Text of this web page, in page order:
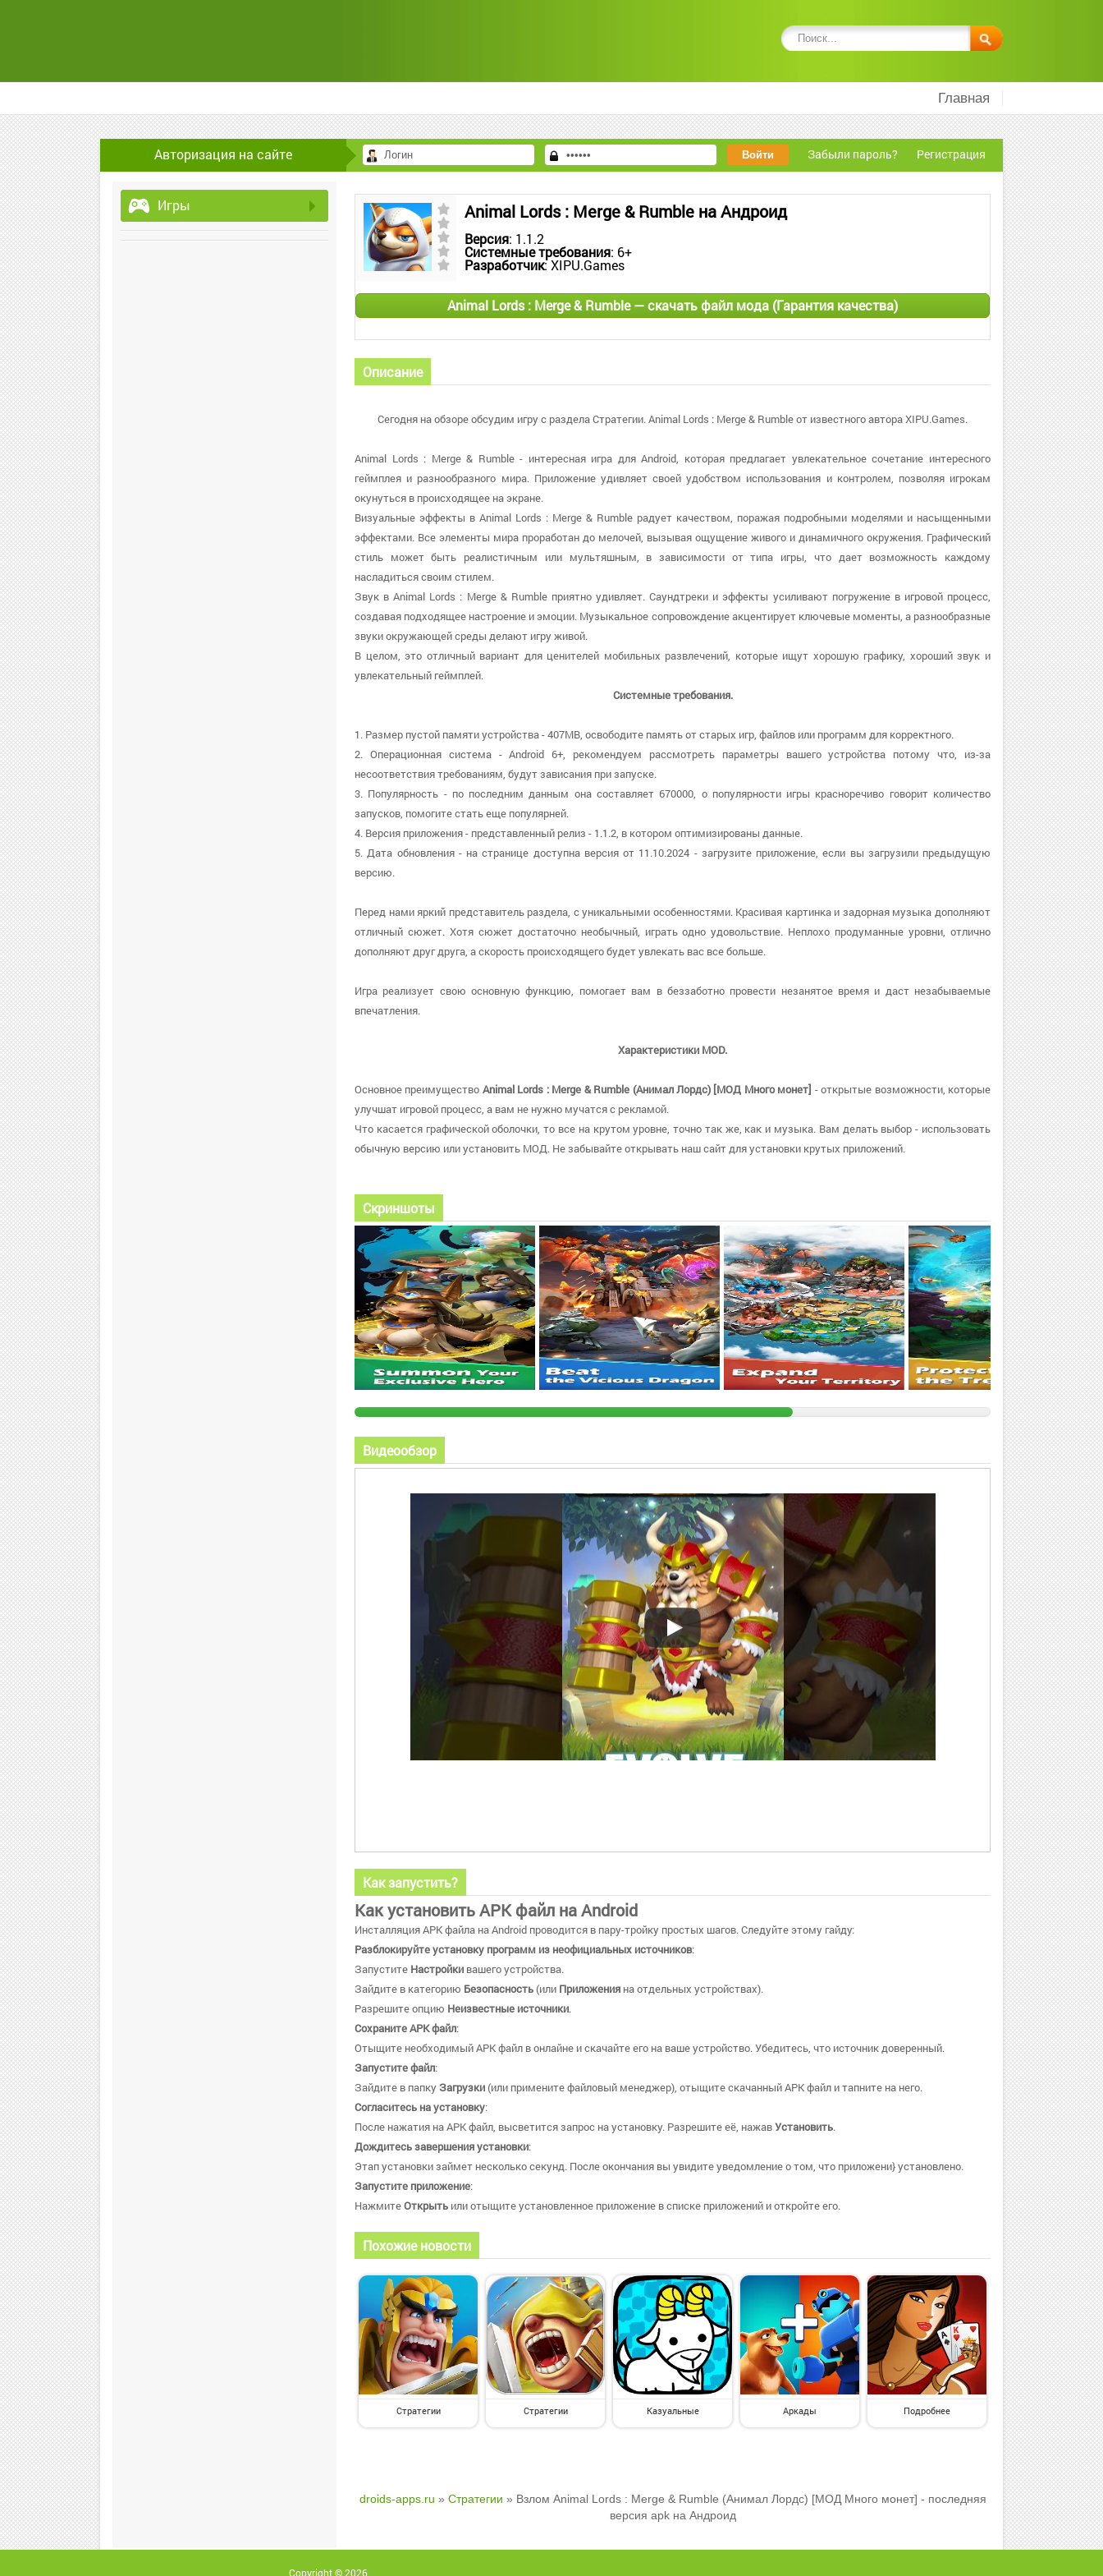
Главная
Авторизация на сайте Забыли пароль? Регистрация
Игры Animal Lords : Merge & Rumble на Андроид
Версия: 1.1.2
Системные требования: 6+
Разработчик: XIPU.Games
Animal Lords : Merge & Rumble — скачать файл мода (Гарантия качества)
Описание
Сегодня на обзоре обсудим игру с раздела Стратегии. Animal Lords : Merge & Rumble от известного автора XIPU.Games.
Animal Lords : Merge & Rumble - интересная игра для Android, которая предлагает увлекательное сочетание интересного
геймплея и разнообразного мира. Приложение удивляет своей удобством использования и контролем, позволяя игрокам
окунуться в происходящее на экране.
Визуальные эффекты в Animal Lords : Merge & Rumble радует качеством, поражая подробными моделями и насыщенными
эффектами. Все элементы мира проработан до мелочей, вызывая ощущение живого и динамичного окружения. Графический
стиль может быть реалистичным или мультяшным, в зависимости от типа игры, что дает возможность каждому
насладиться своим стилем.
Звук в Animal Lords : Merge & Rumble приятно удивляет. Саундтреки и эффекты усиливают погружение в игровой процесс,
создавая подходящее настроение и эмоции. Музыкальное сопровождение акцентирует ключевые моменты, а разнообразные
звуки окружающей среды делают игру живой.
В целом, это отличный вариант для ценителей мобильных развлечений, которые ищут хорошую графику, хороший звук и
увлекательный геймплей.
Системные требования.
1. Размер пустой памяти устройства - 407MB, освободите память от старых игр, файлов или программ для корректного.
2. Операционная система - Android 6+, рекомендуем рассмотреть параметры вашего устройства потому что, из-за
несоответствия требованиям, будут зависания при запуске.
3. Популярность - по последним данным она составляет 670000, о популярности игры красноречиво говорит количество
запусков, помогите стать еще популярней.
4. Версия приложения - представленный релиз - 1.1.2, в котором оптимизированы данные.
5. Дата обновления - на странице доступна версия от 11.10.2024 - загрузите приложение, если вы загрузили предыдущую
версию.
Перед нами яркий представитель раздела, с уникальными особенностями. Красивая картинка и задорная музыка дополняют
отличный сюжет. Хотя сюжет достаточно необычный, играть одно удовольствие. Неплохо продуманные уровни, отлично
дополняют друг друга, а скорость происходящего будет увлекать вас все больше.
Игра реализует свою основную функцию, помогает вам в беззаботно провести незанятое время и даст незабываемые
впечатления.
Характеристики MOD.
Основное преимущество Animal Lords : Merge & Rumble (Анимал Лордс) [МОД Много монет] - открытые возможности, которые
улучшат игровой процесс, а вам не нужно мучатся с рекламой.
Что касается графической оболочки, то все на крутом уровне, точно так же, как и музыка. Вам делать выбор - использовать
обычную версию или установить МОД. Не забывайте открывать наш сайт для установки крутых приложений.
Скриншоты
Видеообзор
Как запустить?
Как установить APK файл на Android
Инсталляция APK файла на Android проводится в пару-тройку простых шагов. Следуйте этому гайду:
Разблокируйте установку программ из неофициальных источников:
Запустите Настройки вашего устройства.
Зайдите в категорию Безопасность (или Приложения на отдельных устройствах).
Разрешите опцию Неизвестные источники.
Сохраните APK файл:
Отыщите необходимый APK файл в онлайне и скачайте его на ваше устройство. Убедитесь, что источник доверенный.
Запустите файл:
Зайдите в папкуЗагрузки (или примените файловый менеджер), отыщите скачанный APK файл и тапните на него.
Согласитесь на установку:
После нажатия на APK файл, высветится запрос на установку. Разрешите её, нажавУстановить.
Дождитесь завершения установки:
Этап установки займет несколько секунд. После окончания вы увидите уведомление о том, что приложени} установлено.
Запустите приложение:
НажмитеОткрыть или отыщите установленное приложение в списке приложений и откройте его.
Похожие новости
Стратегии Стратегии Казуальные Аркады Подробнее
droids-apps.ru » Стратегии » Взлом Animal Lords : Merge & Rumble (Анимал Лордс) [МОД Много монет] - последняя
версия apk на Андроид
Copyright © 2026